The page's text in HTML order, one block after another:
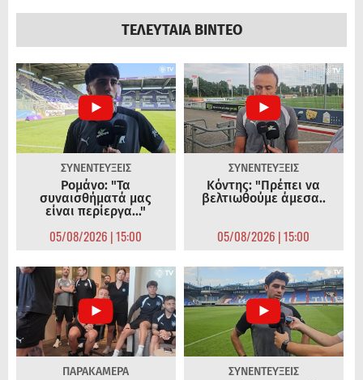
ΤΕΛΕΥΤΑΙΑ ΒΙΝΤΕΟ
ΣΥΝΕΝΤΕΥΞΕΙΣ
Ρομάνο: "Τα
συναισθήματά μας
είναι περίεργα..."
05/08/2026 | 15:00
ΣΥΝΕΝΤΕΥΞΕΙΣ
Κόντης: "Πρέπει να
βελτιωθούμε άμεσα..
05/08/2026 | 15:00
ΠΑΡΑΚΑΜΕΡΑ ΣΥΝΕΝΤΕΥΞΕΙΣ